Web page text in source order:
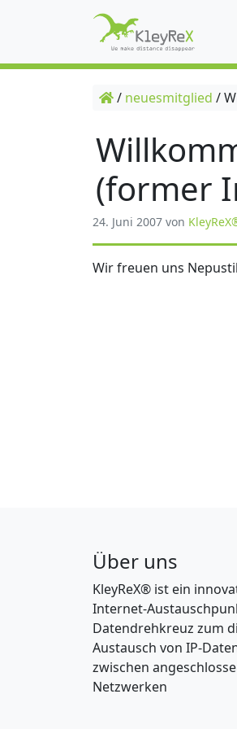
/ neuesmitglied /
(former
24. Juni 2007 von
Wir freuen uns
Über uns
KleyReX® ist ein
Internet-
Datendrehkreuz zum
Austausch von IP-
zwischen
Netzwerken